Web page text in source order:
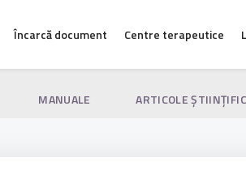
Încarcă document Centre terapeutice
MANUALE ARTICOLE